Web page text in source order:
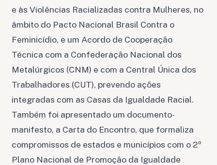
e às Violências Racializadas contra Mulheres, no
âmbito do Pacto Nacional Brasil Contra o
Feminicídio, e um Acordo de Cooperação
Técnica com a Confederação Nacional dos
Metalúrgicos (CNM) e com a Central Única dos
Trabalhadores (CUT), prevendo ações
integradas com as Casas da Igualdade Racial.
Também foi apresentado um documento-
manifesto, a Carta do Encontro, que formaliza
compromissos de estados e municípios com o 2º
Plano Nacional de Promoção da Igualdade